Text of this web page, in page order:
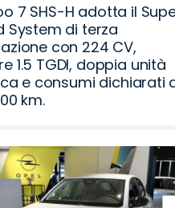
7 SHS-H adotta il
System di terza
con 224 CV,
1.5 TGDI, doppia unità
e consumi dichiarati
km.